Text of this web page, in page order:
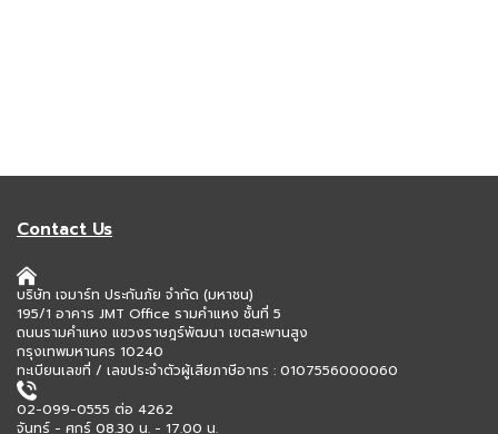
Contact Us
บริษัท เจมาร์ท ประกันภัย จำกัด (มหาชน)
195/1 อาคาร JMT Office รามคำแหง ชั้นที่ 5
ถนนรามคำแหง แขวงราษฎร์พัฒนา เขตสะพานสูง
กรุงเทพมหานคร 10240
ทะเบียนเลขที่ / เลขประจำตัวผู้เสียภาษีอากร : 0107556000060
02-099-0555 ต่อ 4262
จันทร์ - ศุกร์ 08.30 น. - 17.00 น.